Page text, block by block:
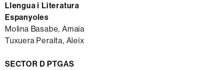
Llengua i Literatura
Espanyoles
Molina Basabe, Amaia
Tuxuera Peralta, Aleix
SECTOR D PTGAS